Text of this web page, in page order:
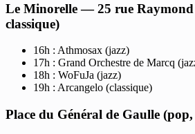
Le Minorelle — 25 rue
classique)
16h : Athmosax (jazz)
17h : Grand Orchestre de Marcq
18h : WoFuJa (jazz)
19h : Arcangelo (classique)
Place du Général de Gaulle